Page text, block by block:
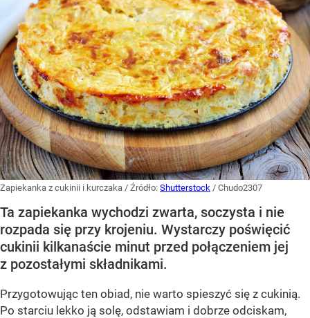
Zapiekanka z cukinii i kurczaka / Źródło: Shutterstock / Chudo2307
Ta zapiekanka wychodzi zwarta, soczysta i nie
rozpada się przy krojeniu. Wystarczy poświęcić
cukinii kilkanaście minut przed połączeniem jej
z pozostałymi składnikami.
Przygotowując ten obiad, nie warto spieszyć się z cukinią.
Po starciu lekko ją solę, odstawiam i dobrze odciskam,